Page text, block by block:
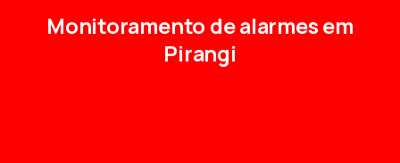
Monitoramento dealarmesem
Pirangi